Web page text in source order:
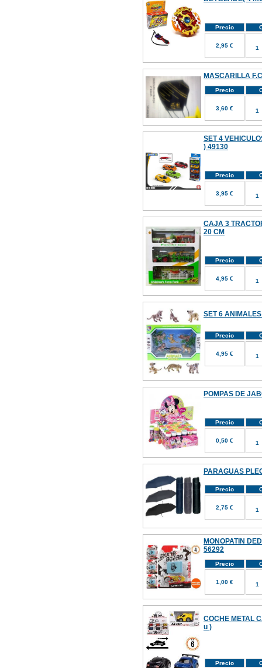
Precio
2,95 €
MASCARILLA
Precio
3,60 €
SET 4
) 49130
Precio
3,95 €
CAJA 3
20 CM
Precio
4,95 €
SET 6
Precio
4,95 €
POMPAS DE
Precio
0,50 €
PARAGUAS
Precio
2,75 €
MONOPATIN
56292
Precio
1,00 €
COCHE METAL
u )
Precio